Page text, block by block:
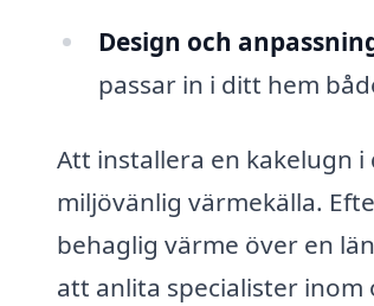
Design och
passar in i ditt hem
Att installera en kakelugn
miljövänlig värmekälla.
behaglig värme över en
att anlita specialister